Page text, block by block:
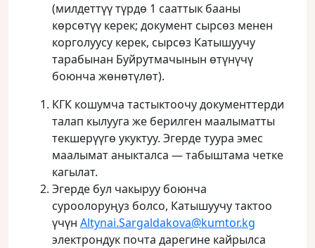
(милдеттүү түрдө 1 сааттык бааны
көрсөтүү керек; документ сырсөз менен
корголуусу керек, сырсөз Катышуучу
тарабынан Буйрутмачынын өтүнүчү
боюнча жөнөтүлөт).
КГК кошумча тастыктоочу документтерди
талап кылууга же берилген маалыматты
текшерүүгө укуктуу. Эгерде туура эмес
маалымат аныкталса — табыштама четке
кагылат.
Эгерде бул чакыруу боюнча
суроолоруңуз болсо, Катышуучу тактоо
үчүн Altynai.Sargaldakova@kumtor.kg
электрондук почта дарегине кайрылса